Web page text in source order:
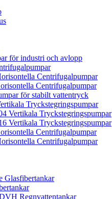
för industri och avlopp
Centrifugalpumpar
Centrifugalpumpar
för stabilt vattentryck
Tryckstegrings­pumpar
Vertikala Tryckstegrings­pumpar
Vertikala Tryckstegrings­pumpar
Centrifugalpumpar
Centrifugalpumpar
Glasfibertankar
Regnvattentankar